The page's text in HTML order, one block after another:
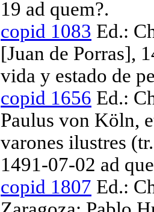
19 ad quem?.
copid 1083 Ed.:
[Juan de Porras],
vida y estado de
copid 1656 Ed.:
Paulus von Köln,
varones ilustres
1491-07-02 ad
copid 1807 Ed.: